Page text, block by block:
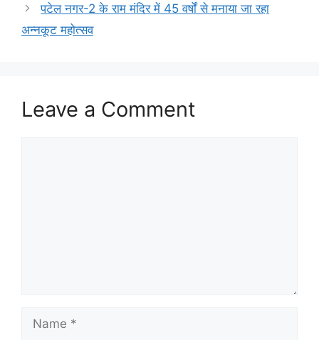
पटेल नगर-2 के राम मंदिर में 45 वर्षों से मनाया जा रहा
अन्नकूट महोत्सव
Leave a Comment